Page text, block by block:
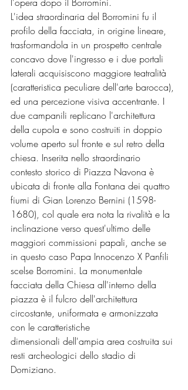
L'idea straordinaria del Borromini fu il
profilo della facciata, in origine lineare,
trasformandola in un prospetto centrale
concavo dove l'ingresso e i due portali
laterali acquisiscono maggiore teatralità
(caratteristica peculiare dell'arte barocca),
ed una percezione visiva accentrante. I
due campanili replicano l'architettura
della cupola e sono costruiti in doppio
volume aperto sul fronte e sul retro della
chiesa. Inserita nello straordinario
contesto storico di Piazza Navona è
ubicata di fronte alla Fontana dei quattro
fiumi di Gian Lorenzo Bernini (1598-
1680), col quale era nota la rivalità e la
inclinazione verso quest'ultimo delle
maggiori commissioni papali, anche se
in questo caso Papa Innocenzo X Panfili
scelse Borromini. La monumentale
facciata della Chiesa all'interno della
piazza è il fulcro dell'architettura
circostante, uniformata e armonizzata
con le caratteristiche
dimensionali dell'ampia area costruita sui
resti archeologici dello stadio di
Domiziano.